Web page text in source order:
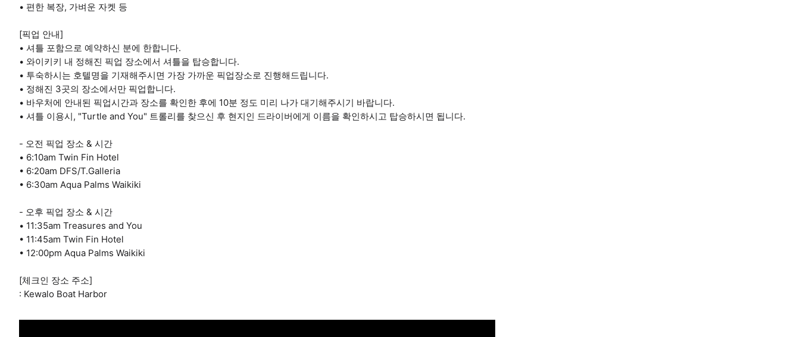
• 편한 복장, 가벼운 자켓 등
[픽업 안내]
• 셔틀 포함으로 예약하신 분에 한합니다.
• 와이키키 내 정해진 픽업 장소에서 셔틀을 탑승합니다.
• 투숙하시는 호텔명을 기재해주시면 가장 가까운 픽업장소로 진행해드립니다.
• 정해진 3곳의 장소에서만 픽업합니다.
• 바우처에 안내된 픽업시간과 장소를 확인한 후에 10분 정도 미리 나가 대기해주시기 바랍니다.
• 셔틀 이용시, "Turtle and You" 트롤리를 찾으신 후 현지인 드라이버에게 이름을 확인하시고 탑승하시면 됩니다.
- 오전 픽업 장소 & 시간
• 6:10am Twin Fin Hotel
• 6:20am DFS/T.Galleria
• 6:30am Aqua Palms Waikiki
- 오후 픽업 장소 & 시간
• 11:35am Treasures and You
• 11:45am Twin Fin Hotel
• 12:00pm Aqua Palms Waikiki
[체크인 장소 주소]
: Kewalo Boat Harbor